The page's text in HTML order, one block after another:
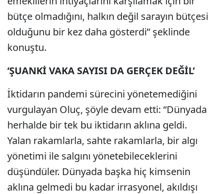
bütçe olmadığını, halkın değil sarayın bütçesi
olduğunu bir kez daha gösterdi” şeklinde
konuştu.
‘ŞUANKİ VAKA SAYISI DA GERÇEK DEĞİL’
İktidarın pandemi sürecini yönetemediğini
vurgulayan Oluç, şöyle devam etti: “Dünyada
herhalde bir tek bu iktidarın aklına geldi.
Yalan rakamlarla, sahte rakamlarla, bir algı
yönetimi ile salgını yönetebileceklerini
düşündüler. Dünyada başka hiç kimsenin
aklına gelmedi bu kadar irrasyonel, akıldışı